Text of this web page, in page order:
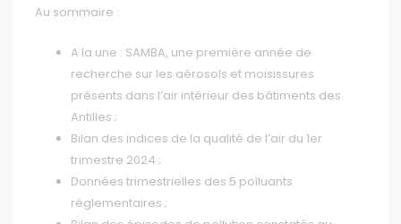
Au sommaire :
A la une : SAMBA, une première année de
recherche sur les aérosols et moisissures
présents dans l’air intérieur des bâtiments des
Antilles ;
Bilan des indices de la qualité de l’air du 1er
trimestre 2024 ;
Données trimestrielles des 5 polluants
réglementaires ;